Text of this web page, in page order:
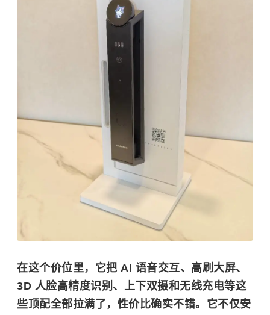
在这个价位里，它把 AI 语音交互、高刷大屏、
3D 人脸高精度识别、上下双摄和 无线充电等这
些顶配全部拉满了，性价比确实不错。它不仅安